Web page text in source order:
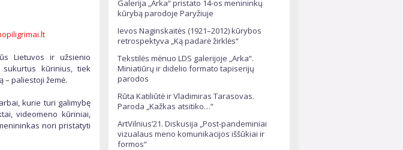
Lietuvos ir užsienio
kūrinius, tiek
– paliestoji žemė.
kurie turi galimybę
videomeno kūriniai,
nori pristatyti
Galerija „Arka“ pristato 14-os menininkų
kūrybą parodoje Paryžiuje
Ievos Naginskaitės (1921–2012) kūrybos
retrospektyva „Ką padarė žirklės“
Tekstilės mėnuo LDS galerijoje „Arka“.
Miniatiūrų ir didelio formato tapiserijų
parodos
Rūta Katiliūtė ir Vladimiras Tarasovas.
Paroda „Kažkas atsitiko…“
ArtVilnius’21. Diskusija „Post-pandeminiai
vizualaus meno komunikacijos iššūkiai ir
formos“